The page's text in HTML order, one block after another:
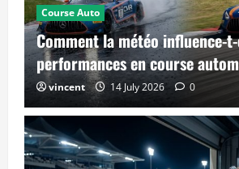
Course Auto
Comment la météo influence-
performances en course
vincent 14 July 2026 0